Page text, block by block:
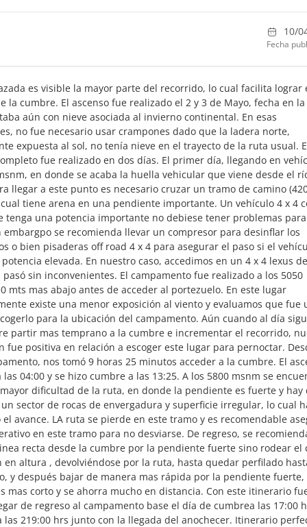
10/
Fecha
es visible la mayor parte del recorrido, lo cual facilita lograr
la cumbre. El ascenso fue realizado el 2 y 3 de Mayo, fecha en
aún con nieve asociada al invierno continental. En esas
no fue necesario usar crampones dado que la ladera norte,
expuesta al sol, no tenía nieve en el trayecto de la ruta usual.
fue realizado en dos días. El primer día, llegando en
en donde se acaba la huella vehicular que viene desde el
llegar a este punto es necesario cruzar un tramo de camino
tiene arena en una pendiente importante. Un vehículo 4 x 4
tenga una potencia importante no debiese tener problemas para
embargpo se recomienda llevar un compresor para desinflar los
o bien pisaderas off road 4 x 4 para asegurar el paso si el
elevada. En nuestro caso, accedimos en un 4 x 4 lexus
pasó sin inconvenientes. El campamento fue realizado a los 5050
mts mas abajo antes de acceder al portezuelo. En este lugar
existe una menor exposición al viento y evaluamos que fue
para la ubicación del campamento. Aún cuando al día
partir mas temprano a la cumbre e incrementar el recorrido,
fue positiva en relación a escoger este lugar para pernoctar.
nos tomó 9 horas 25 minutos acceder a la cumbre. El
las 04:00 y se hizo cumbre a las 13:25. A los 5800 msnm se
dificultad de la ruta, en donde la pendiente es fuerte y hay
sector de rocas de envergadura y superficie irregular, lo cual
avance. LA ruta se pierde en este tramo y es recomendable
en este tramo para no desviarse. De regreso, se
recta desde la cumbre por la pendiente fuerte sino rodear el
en altura , devolviéndose por la ruta, hasta quedar perfilado
y después bajar de manera mas rápida por la pendiente fuerte,
mas corto y se ahorra mucho en distancia. Con este itinerario
de regreso al campamento base el día de cumbrea las 17:00
las 219:00 hrs junto con la llegada del anochecer. Itinerario